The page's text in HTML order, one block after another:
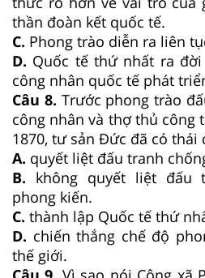
thần đoàn kết quốc tế.
C. Phong trào diễn ra liên
D. Quốc tế thứ nhất ra
công nhân quốc tế phát
Câu 8. Trước phong trào
công nhân và thợ thủ công
1870, tư sản Đức đã có thái
A. quyết liệt đấu tranh
B. không quyết liệt đấu
phong kiến.
C. thành lập Quốc tế thứ
D. chiến thắng chế độ
thế giới.